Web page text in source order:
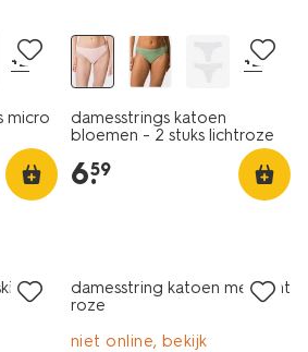
+2
micro
+2
damesstrings katoen
bloemen - 2 stuks lichtroze
6.
59
damesstring katoen met kant
roze
niet online, bekijk